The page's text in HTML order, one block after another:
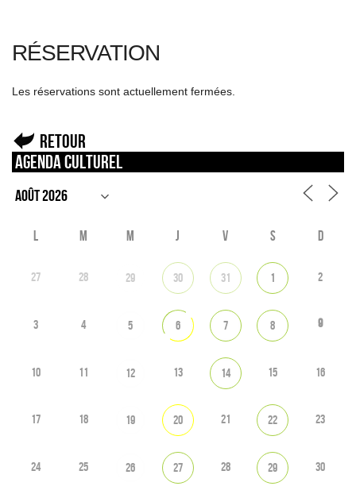
RÉSERVATION
Les réservations sont actuellement fermées.
Retour
Agenda culturel
L M M J V S D
27 28 29 30 31 1 2
3 4 5 6 7 8 9
10 11 12 13 14 15 16
17 18 19 20 21 22 23
24 25 26 27 28 29 30